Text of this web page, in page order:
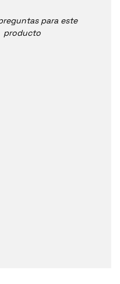
para este
producto